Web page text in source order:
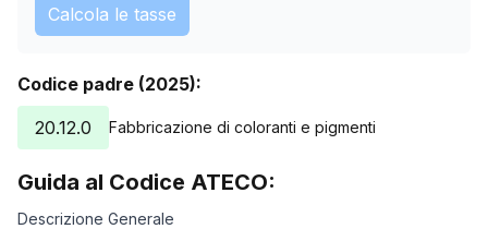
Calcola le tasse
Codice padre (2025):
20.12.0
Fabbricazione di coloranti e pigmenti
Guida al Codice ATECO:
Descrizione Generale